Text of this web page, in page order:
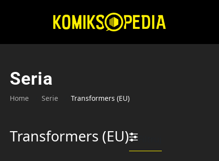
Seria
Home Serie Transformers (EU)
Transformers (EU)